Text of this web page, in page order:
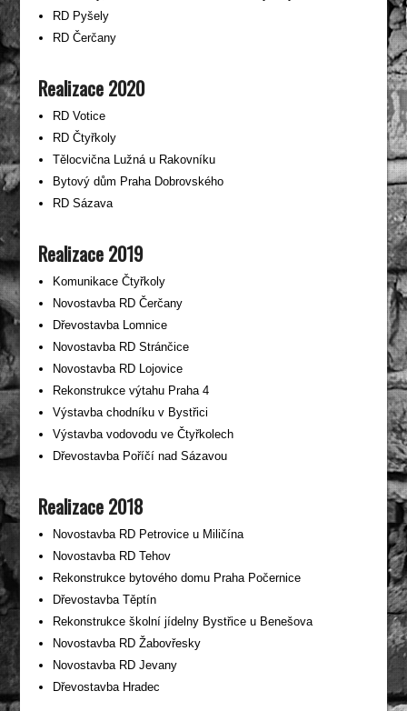
RD Pyšely
RD Čerčany
Realizace 2020
RD Votice
RD Čtyřkoly
Tělocvična Lužná u Rakovníku
Bytový dům Praha Dobrovského
RD Sázava
Realizace 2019
Komunikace Čtyřkoly
Novostavba RD Čerčany
Dřevostavba Lomnice
Novostavba RD Stránčice
Novostavba RD Lojovice
Rekonstrukce výtahu Praha 4
Výstavba chodníku v Bystřici
Výstavba vodovodu ve Čtyřkolech
Dřevostavba Poříčí nad Sázavou
Realizace 2018
Novostavba RD Petrovice u Miličína
Novostavba RD Tehov
Rekonstrukce bytového domu Praha Počernice
Dřevostavba Těptín
Rekonstrukce školní jídelny Bystřice u Benešova
Novostavba RD Žabovřesky
Novostavba RD Jevany
Dřevostavba Hradec